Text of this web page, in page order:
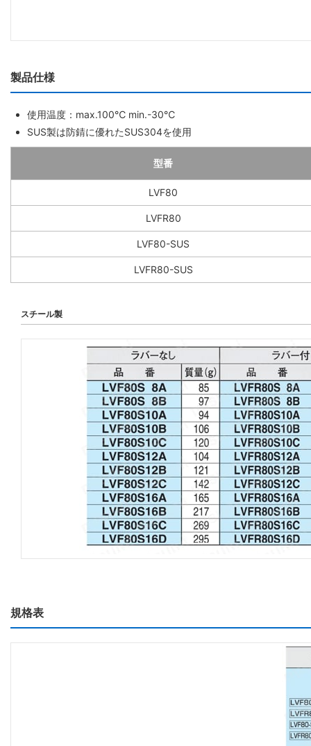
製品仕様
使用温度：max.100℃ min.-30℃
SUS製は防錆に優れたSUS304を使用
型番
LVF80
LVFR80
LVF80-SUS
LVFR80-SUS
スチール製
規格表